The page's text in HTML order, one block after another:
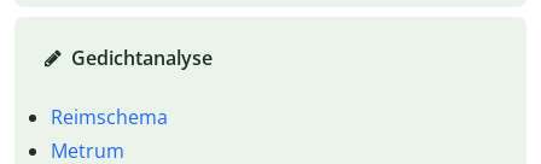
Gedichtanalyse
Reimschema
Metrum